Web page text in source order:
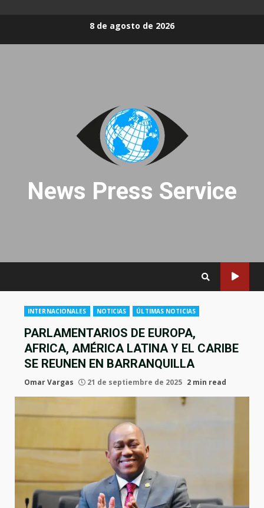
8 de agosto de 2026
News Press Service
INTERNACIONALES NOTICIAS ÚLTIMAS NOTICIAS
PARLAMENTARIOS DE EUROPA,
AFRICA, AMÉRICA LATINA Y EL CARIBE
SE REUNEN EN BARRANQUILLA
Omar Vargas 21 de septiembre de 2025 2 min read